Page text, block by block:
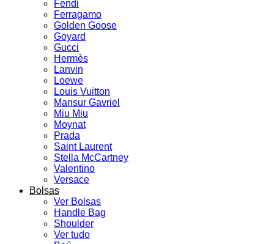
Fendi
Ferragamo
Golden Goose
Goyard
Gucci
Hermès
Lanvin
Loewe
Louis Vuitton
Mansur Gavriel
Miu Miu
Moynat
Prada
Saint Laurent
Stella McCartney
Valentino
Versace
Bolsas
Ver Bolsas
Handle Bag
Shoulder
Ver tudo